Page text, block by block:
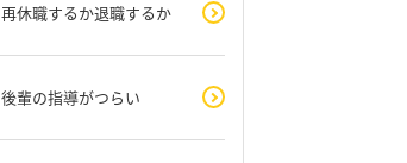
再休職するか退職するか
後輩の指導がつらい